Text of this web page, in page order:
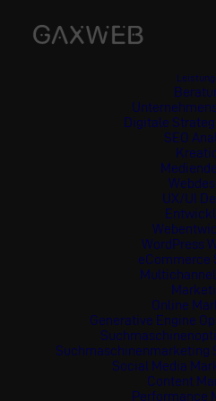
Digitale
SEO
UX/UI
WordPress
eCommerce
Online
Generative Engine
Suchmaschinenmarketing
Social Media
Content
Performance
Corporate Website